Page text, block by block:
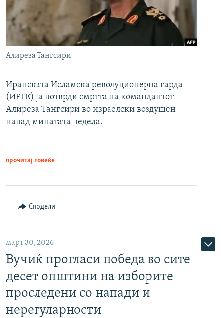
Алиреза Тангсири
Иранската Исламска револуционерна гарда
(ИРГК) ја потврди смртта на командантот
Алиреза Тангсири во израелски воздушен
напад минатата недела.
прочитај повеќе
Сподели
март 30, 2026
Вучиќ прогласи победа во сите
десет општини на изборите
проследени со напади и
нерегуларности